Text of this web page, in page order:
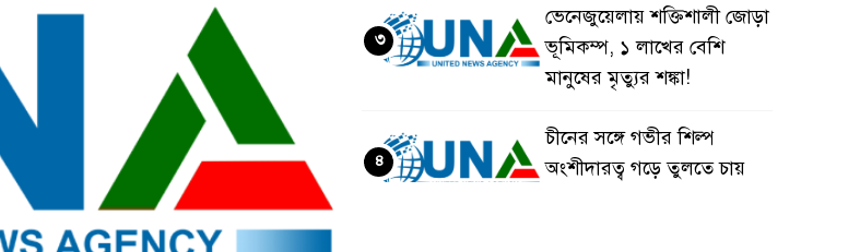
ভেনেজুয়েলায় শক্তিশালী জোড়া
ভূমিকম্প, ১ লাখের বেশি
মানুষের মৃত্যুর শঙ্কা!
৩
চীনের সঙ্গে গভীর শিল্প
অংশীদারত্ব গড়ে তুলতে চায়
৪